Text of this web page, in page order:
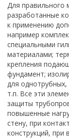
Для правильного
разработанные
к применению
например
специальными
материалами;
крепления
фундамент;
для
т.п. Все эти
защиты
повышенные
стену, при
конструкций, при